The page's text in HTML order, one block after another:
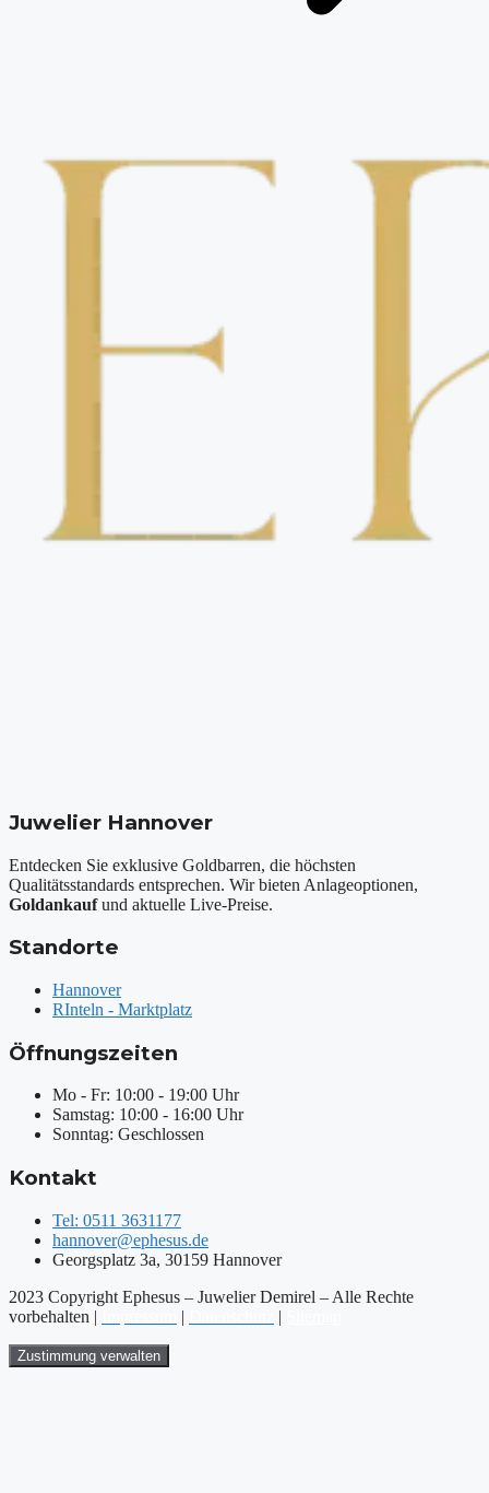
Juwelier Hannover
Entdecken Sie exklusive Goldbarren, die höchsten
Qualitätsstandards entsprechen. Wir bieten Anlageoptionen,
Goldankaufund aktuelle Live-Preise.
Standorte
Hannover
RInteln - Marktplatz
Öffnungszeiten
Mo - Fr: 10:00 - 19:00 Uhr
Samstag: 10:00 - 16:00 Uhr
Sonntag: Geschlossen
Kontakt
Tel: 0511 3631177
hannover@ephesus.de
Georgsplatz 3a, 30159 Hannover
2023 Copyright Ephesus – Juwelier Demirel – Alle Rechte
vorbehalten |
| |
Zustimmung verwalten